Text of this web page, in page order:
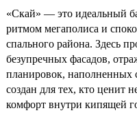
«Скай» — это идеальный
ритмом мегаполиса и
спального района. Здесь
безупречных фасадов,
планировок, наполненных
создан для тех, кто ценит
комфорт внутри кипящей